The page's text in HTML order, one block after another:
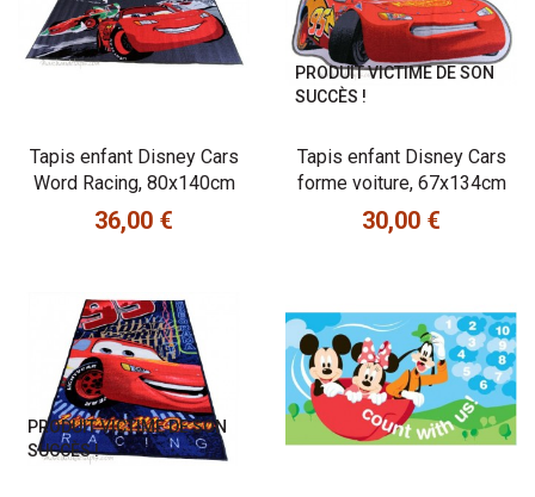
Tapis enfant Disney Cars
Word Racing, 80x140cm
Prix
36,00 €
PRODUIT VICTIME DE SON
SUCCÈS !
Tapis enfant Disney Cars
forme voiture, 67x134cm
Prix
30,00 €
PRODUIT VICTIME DE SON
SUCCÈS !